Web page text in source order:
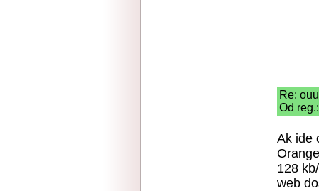
Re:
Od
Ak ide
128
web